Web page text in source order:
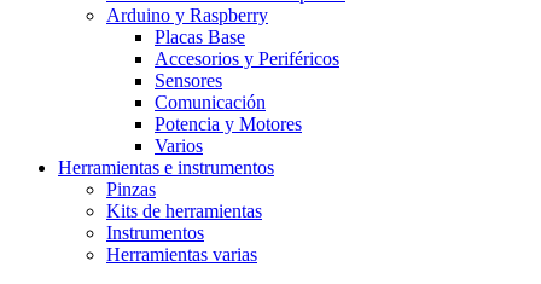
Arduino y Raspberry
Placas Base
Accesorios y Periféricos
Sensores
Comunicación
Potencia y Motores
Varios
Herramientas e instrumentos
Pinzas
Kits de herramientas
Instrumentos
Herramientas varias